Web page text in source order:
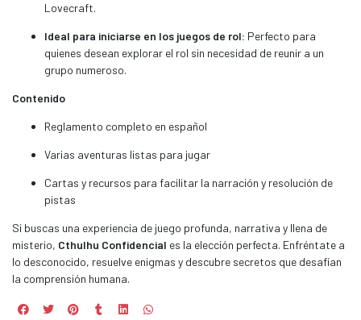
Lovecraft.
Ideal para iniciarse en los juegos de rol: Perfecto para
quienes desean explorar el rol sin necesidad de reunir a un
grupo numeroso.
Contenido
Reglamento completo en español
Varias aventuras listas para jugar
Cartas y recursos para facilitar la narración y resolución de
pistas
Si buscas una experiencia de juego profunda, narrativa y llena de
misterio, Cthulhu Confidencial es la elección perfecta. Enfréntate a
lo desconocido, resuelve enigmas y descubre secretos que desafían
la comprensión humana.